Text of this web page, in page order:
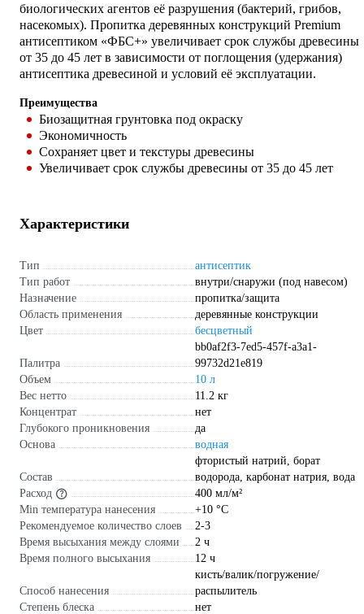
биологических агентов её разрушения (бактерий, грибов,
насекомых). Пропитка деревянных конструкций Premium
антисептиком «ФБС+» увеличивает срок службы древесины
от 35 до 45 лет в зависимости от поглощения (удержания)
антисептика древесиной и условий её эксплуатации.
Преимущества
Биозащитная грунтовка под окраску
Экономичность
Сохраняет цвет и текстуры древесины
Увеличивает срок службы древесины от 35 до 45 лет
Характеристики
Тип
антисептик
Тип работ
внутри/снаружи (под навесом)
Назначение
пропитка/защита
Область применения
деревянные конструкции
Цвет
бесцветный
Палитра
bb0af2f3-7ed5-457f-a3a1-
99732d21e819
Объем
10 л
Вес нетто
11.2 кг
Концентрат
нет
Глубокого проникновения
да
Основа
водная
Состав
фтористый натрий, борат
водорода, карбонат натрия, вода
Расход
400 мл/м²
Min температура нанесения
+10 °С
Рекомендуемое количество слоев
2-3
Время высыхания между слоями
2 ч
Время полного высыхания
12 ч
Способ нанесения
кисть/валик/погружение/
распылитель
Степень блеска
нет